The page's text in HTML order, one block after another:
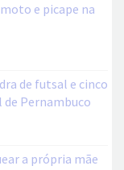
e picape na
de futsal e cinco
de Pernambuco
a própria mãe